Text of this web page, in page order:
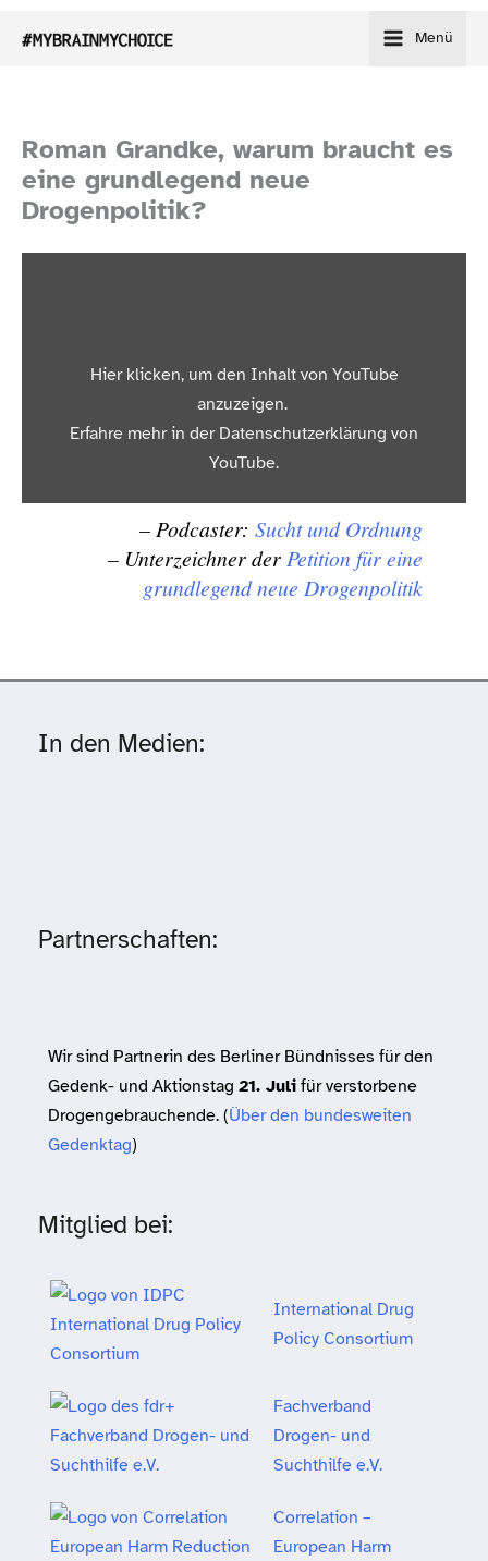
Inhalt
Menü
Roman Grandke, warum braucht es
eine grundlegend neue
Drogenpolitik?
„Roman Grandke: Die Drogenpolitik ist mehr als überholt.“
von YouTube anzeigen
Hier klicken, um den Inhalt von YouTube
anzuzeigen.
Erfahre mehr in derDatenschutzerklärung von
YouTube.
„Roman Grandke: Die Drogenpolitik ist mehr als überholt.“
direkt öffnen
– Podcaster: Sucht und Ordnung
– Unterzeichner der Petition für eine
grundlegend neue Drogenpolitik
In den Medien:
Partnerschaften:
Wir sind Partnerin des Berliner Bündnisses für den
Gedenk- und Aktionstag 21. Julifür verstorbene
Drogengebrauchende. (Über den bundesweiten
Gedenktag)
Mitglied bei:
International Drug
Policy Consortium
Fachverband
Drogen- und
Suchthilfe e.V.
Correlation –
European Harm